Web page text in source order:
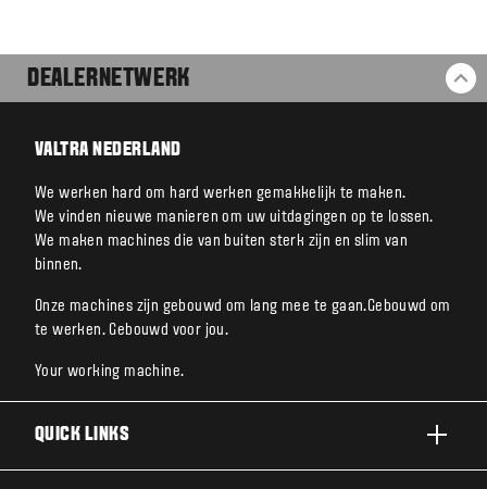
DEALERNETWERK
VALTRA NEDERLAND
We werken hard om hard werken gemakkelijk te maken.
We vinden nieuwe manieren om uw uitdagingen op te lossen.
We maken machines die van buiten sterk zijn en slim van
binnen.
Onze machines zijn gebouwd om lang mee te gaan.Gebouwd om
te werken. Gebouwd voor jou.
Your working machine.
QUICK LINKS